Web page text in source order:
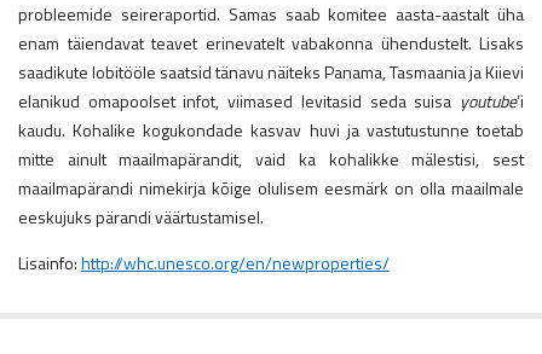
probleemide seireraportid. Samas saab komitee aasta-aastalt üha
enam täiendavat teavet erinevatelt vabakonna ühendustelt. Lisaks
saadikute lobitööle saatsid tänavu näiteks Panama, Tasmaania ja Kiievi
elanikud omapoolset infot, viimased levitasid seda suisa youtube’i
kaudu. Kohalike kogukondade kasvav huvi ja vastutustunne toetab
mitte ainult maailmapärandit, vaid ka kohalikke mälestisi, sest
maailmapärandi nimekirja kõige olulisem eesmärk on olla maailmale
eeskujuks pärandi väärtustamisel.
Lisainfo:http://whc.unesco.org/en/newproperties/